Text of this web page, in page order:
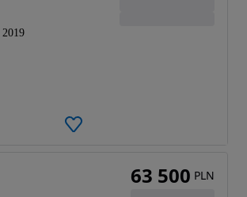
2019
63 500 PLN